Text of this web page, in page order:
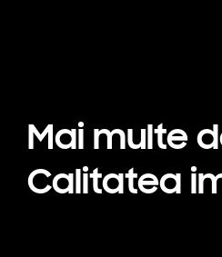
Mai multe
Calitatea